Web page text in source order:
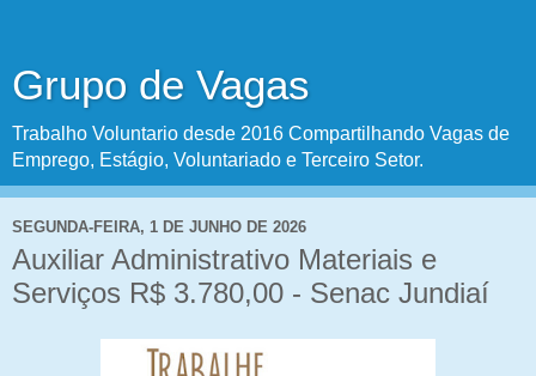
Grupo de Vagas
Trabalho Voluntario desde 2016 Compartilhando Vagas de
Emprego, Estágio, Voluntariado e Terceiro Setor.
SEGUNDA-FEIRA, 1 DE JUNHO DE 2026
Auxiliar Administrativo Materiais e
Serviços R$ 3.780,00 - Senac Jundiaí